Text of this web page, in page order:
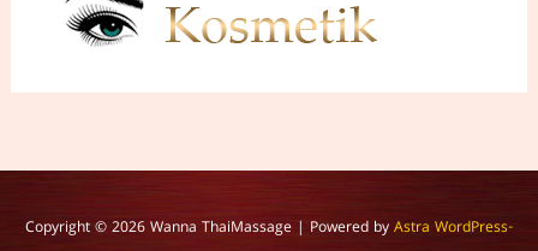
Copyright © 2026Wanna ThaiMassage | Powered byAstra WordPress-